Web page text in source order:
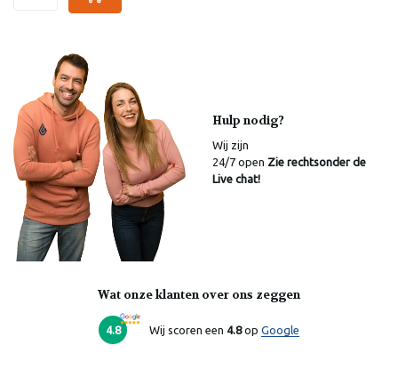
Hulp nodig?
Wij zijn
24/7 open Zie rechtsonder de
Live chat!
Wat onze klanten over ons zeggen
4.8 Wij scoren een 4.8op Google
Online